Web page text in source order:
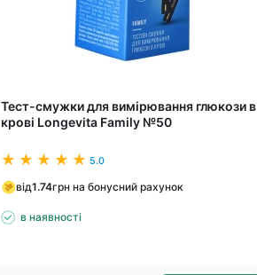
Тест-смужки для вимірювання глюкози в
крові Longevita Family №50
5.0
від1.74грн на бонусний рахунок
в наявності